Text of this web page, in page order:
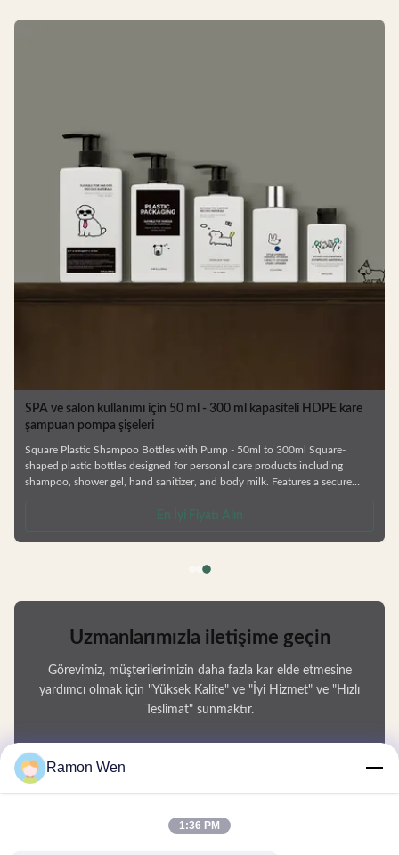
SPA ve salon kullanımı için 50 ml - 300 ml kapasiteli HDPE kare
şampuan pompa şişeleri
Square Plastic Shampoo Bottles with Pump - 50ml to 300ml Square-
shaped plastic bottles designed for personal care products including
shampoo, shower gel, hand sanitizer, and body milk. Features a secure
Specifications Available Volumes Customization Options Factory direct
pricing Custom colors and logos available Compatible with lotion pumps,
spray pumps, and screw caps Matte and shiny finish options
En İyi Fiyatı Alın
Uzmanlarımızla iletişime geçin
Görevimiz, müşterilerimizin daha fazla kar elde etmesine
yardımcı olmak için "Yüksek Kalite" ve "İyi Hizmet" ve "Hızlı
Teslimat" sunmaktır.
AdınızRamon Wen
1:36 PM